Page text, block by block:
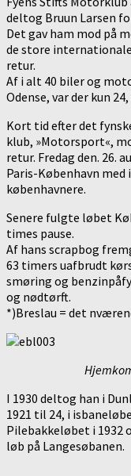
deltog Bruun Larsen
Det gav ham mod på
de store internationale
retur.
Af i alt 40 biler og
Odense, var der kun
Kort tid efter det
klub, »Motorsport«,
retur. Fredag den. 26.
Paris-København
københavnere.
Senere fulgte løbet
times pause.
Af hans scrapbog
63 timers uafbrudt
smøring og
og nødtørft.
*)Breslau = det
I 1930 deltog han i
1921 til 24, i
Pilebakkeløbet i 1932
løb på Langesøbanen.